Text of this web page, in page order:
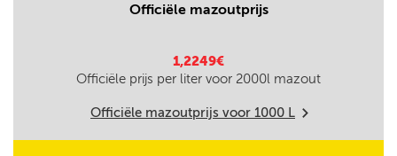
Officiële mazoutprijs
1,2249€
Officiële prijs per liter voor 2000l mazout
Officiële mazoutprijs voor 1000 L m